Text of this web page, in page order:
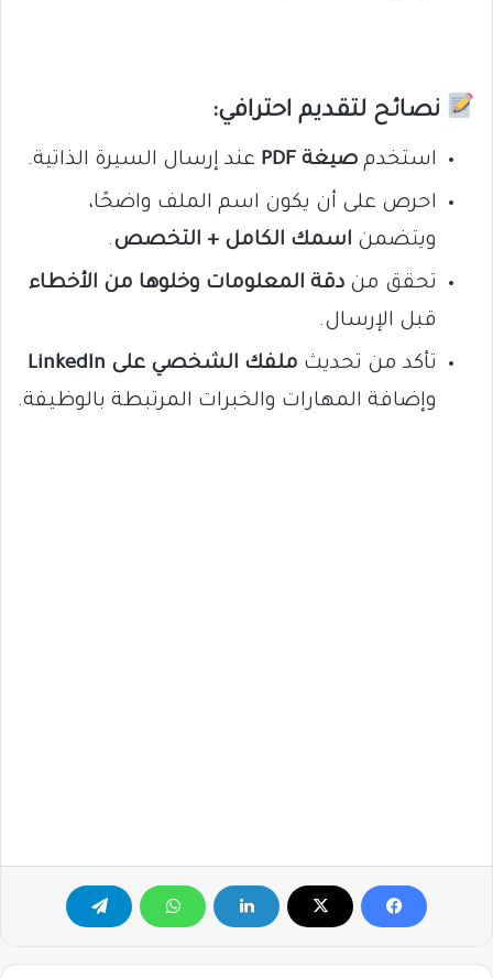
نصائح لتقديم احترافي:
استخدم صيغة PDF
عند إرسال السيرة الذاتية.
احرص على أن يكون اسم الملف واضحًا،
ويتضمن اسمك الكامل + التخصص.
تحقق من دقة المعلومات وخلوها من الأخطاء
قبل الإرسال.
تأكد من تحديث ملفك الشخصي على LinkedIn
وإضافة المهارات والخبرات المرتبطة بالوظيفة.